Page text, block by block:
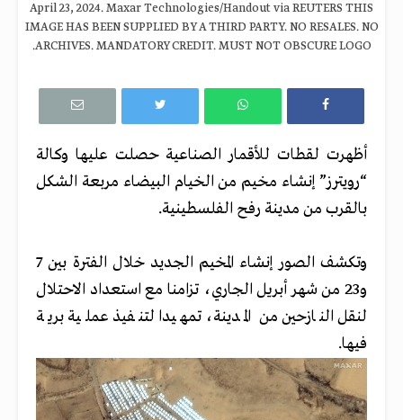
April 23, 2024. Maxar Technologies/Handout via REUTERS THIS
IMAGE HAS BEEN SUPPLIED BY A THIRD PARTY. NO RESALES. NO
ARCHIVES. MANDATORY CREDIT. MUST NOT OBSCURE LOGO.
أظهرت لقطات للأقمار الصناعية حصلت عليها وكالة
“رويترز” إنشاء مخيم من الخيام البيضاء مربعة الشكل
بالقرب من مدينة رفح الفلسطينية.
وتكشف الصور إنشاء المخيم الجديد خلال الفترة بين 7
و23 من شهر أبريل الجاري، تزامنا مع استعداد الاحتلال
لنقل النازحين من المدينة، تمهيدا لتنفيذ عملية برية
فيها.